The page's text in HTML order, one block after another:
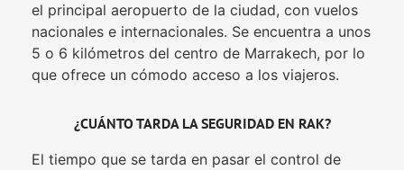
el principal aeropuerto de la ciudad, con vuelos
nacionales e internacionales. Se encuentra a unos
5 o 6 kilómetros del centro de Marrakech, por lo
que ofrece un cómodo acceso a los viajeros.
¿CUÁNTO TARDA LA SEGURIDAD EN RAK?
El tiempo que se tarda en pasar el control de